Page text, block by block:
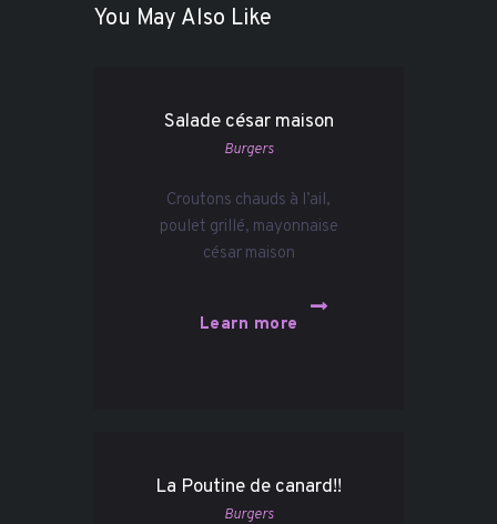
You May Also Like
Salade césar maison
Burgers
Croutons chauds à l’ail,
poulet grillé, mayonnaise
césar maison
Learn more
La Poutine de canard!!
Burgers